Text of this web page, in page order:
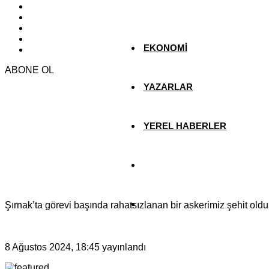
EKONOMİ
YAZARLAR
YEREL HABERLER
ABONE OL
Şırnak’ta görevi başında rahatsızlanan bir askerimiz şehit
8 Ağustos 2024, 18:45 yayınlandı